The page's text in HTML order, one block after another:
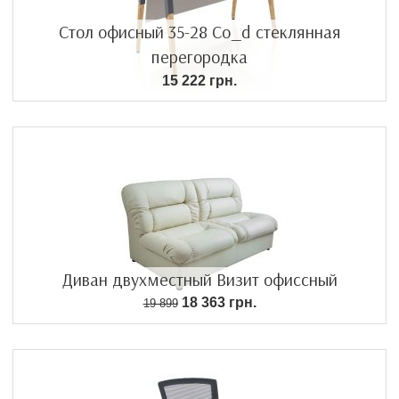
Стол офисный 35-28 Co_d стеклянная
перегородка
15 222 грн.
Диван двухместный Визит офиссный
19 89918 363 грн.